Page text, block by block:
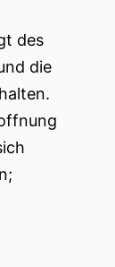
des
die